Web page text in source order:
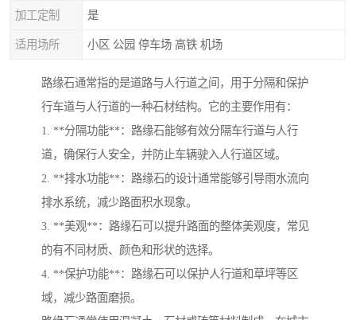
加工定制 是
适用场所 小区 公园 停车场 高铁 机场
路缘石通常指的是道路与人行道之间，用于分隔和保护
行车道与人行道的一种石材结构。它的主要作用有：
1. **分隔功能**：路缘石能够有效分隔车行道与人行
道，确保行人安全，并防止车辆驶入人行道区域。
2. **排水功能**：路缘石的设计通常能够引导雨水流向
排水系统，减少路面积水现象。
3. **美观**：路缘石可以提升路面的整体美观度，常见
的有不同材质、颜色和形状的选择。
4. **保护功能**：路缘石可以保护人行道和草坪等区
域，减少路面磨损。